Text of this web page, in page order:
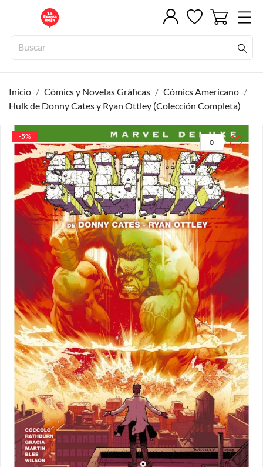
Inicio Cómics y Novelas Gráficas
Cómics Americano
Hulk de Donny Cates y Ryan Ottley (Colección Completa)
0
-5%